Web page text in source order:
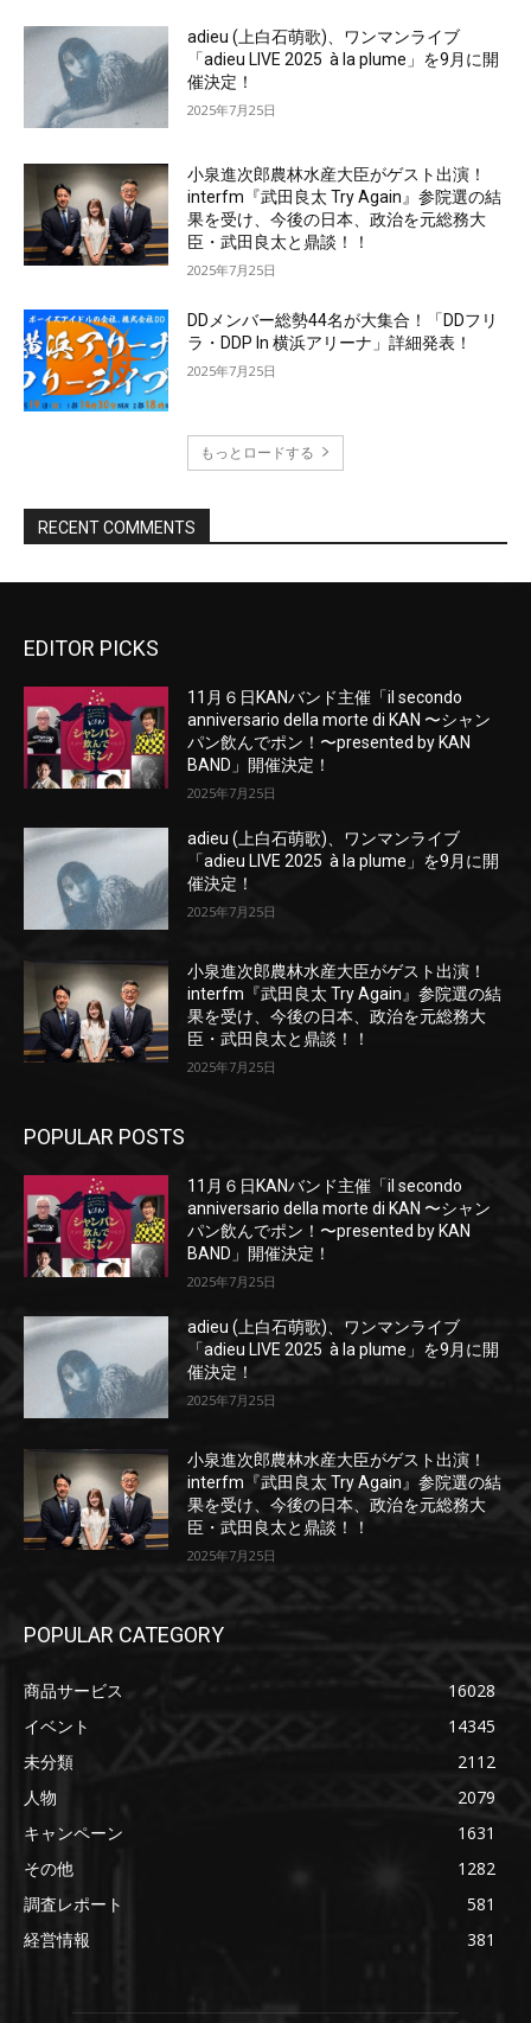
EDITOR PICKS
11月６日KANバンド主催「il secondo
anniversario della morte di KAN 〜シャン
パン飲んでポン！〜presented by KAN
BAND」開催決定！
2025年7月25日
adieu (上白石萌歌)、ワンマンライブ
「adieu LIVE 2025 à la plume」を9月に開
催決定！
2025年7月25日
小泉進次郎農林水産大臣がゲスト出演！
interfm『武田良太 Try Again』参院選の結
果を受け、今後の日本、政治を元総務大
臣・武田良太と鼎談！！
2025年7月25日
POPULAR POSTS
11月６日KANバンド主催「il secondo
anniversario della morte di KAN 〜シャン
パン飲んでポン！〜presented by KAN
BAND」開催決定！
2025年7月25日
adieu (上白石萌歌)、ワンマンライブ
「adieu LIVE 2025 à la plume」を9月に開
催決定！
2025年7月25日
小泉進次郎農林水産大臣がゲスト出演！
interfm『武田良太 Try Again』参院選の結
果を受け、今後の日本、政治を元総務大
臣・武田良太と鼎談！！
2025年7月25日
POPULAR CATEGORY
商品サービス
16028
イベント
14345
未分類
2112
人物
2079
キャンペーン
1631
その他
1282
調査レポート
581
経営情報
381